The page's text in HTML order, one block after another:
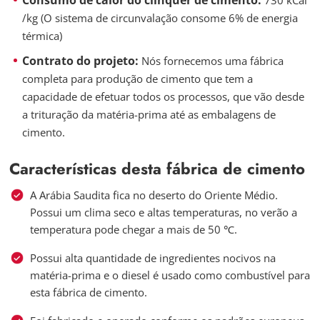
/kg (O sistema de circunvalação consome 6% de energia
térmica)
Contrato do projeto: Nós fornecemos uma fábrica
completa para produção de cimento que tem a
capacidade de efetuar todos os processos, que vão desde
a trituração da matéria-prima até as embalagens de
cimento.
Características desta fábrica de cimento
A Arábia Saudita fica no deserto do Oriente Médio.
Possui um clima seco e altas temperaturas, no verão a
temperatura pode chegar a mais de 50 ℃.
Possui alta quantidade de ingredientes nocivos na
matéria-prima e o diesel é usado como combustível para
esta fábrica de cimento.